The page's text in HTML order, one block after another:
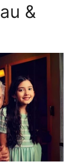
&